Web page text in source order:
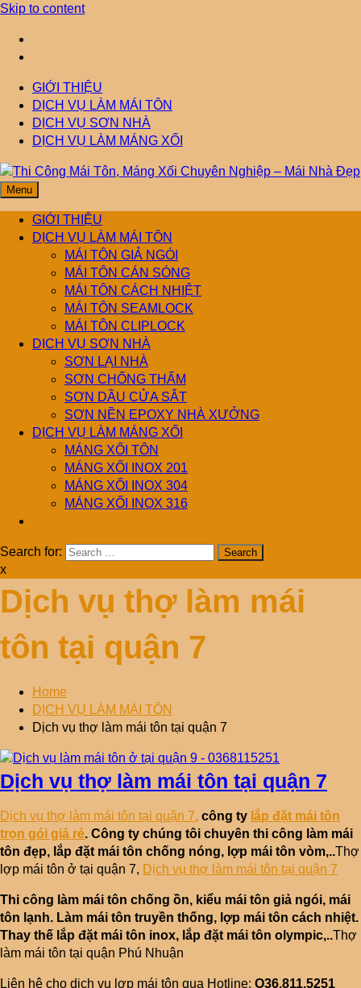
Skip to content
GIỚI THIỆU
DỊCH VỤ LÀM MÁI TÔN
DỊCH VỤ SƠN NHÀ
DỊCH VỤ LÀM MÁNG XỐI
Thi Công Mái Tôn,
Máng Xối Chuyên
Nghiệp – Mái Nhà
Đẹp
Mái Nhà Đẹp chuyên làm mái tôn, máng xối chống thấm, thoát
nước hiệu quả. Đội ngũ lành nghề – bảo hành dài hạn – tư vấn
miễn phí.
Menu
GIỚI THIỆU
DỊCH VỤ LÀM MÁI TÔN
MÁI TÔN GIẢ NGÓI
MÁI TÔN CÁN SÓNG
MÁI TÔN CÁCH NHIỆT
MÁI TÔN SEAMLOCK
MÁI TÔN CLIPLOCK
DỊCH VỤ SƠN NHÀ
SƠN LẠI NHÀ
SƠN CHỐNG THẤM
SƠN DẦU CỬA SẮT
SƠN NỀN EPOXY NHÀ XƯỞNG
DỊCH VỤ LÀM MÁNG XỐI
MÁNG XỐI TÔN
MÁNG XỐI INOX 201
MÁNG XỐI INOX 304
MÁNG XỐI INOX 316
Search for:
x
Dịch vụ thợ làm mái
tôn tại quận 7
Home
DỊCH VỤ LÀM MÁI TÔN
Dịch vụ thợ làm mái tôn tại quận 7
Dịch vụ thợ làm mái tôn tại quận 7
Dịch vụ thợ làm mái tôn tại quận 7, công ty lắp đặt mái tôn
trọn gói giá rẻ. Công ty chúng tôi chuyên thi công làm mái
tôn đẹp, lắp đặt mái tôn chống nóng, lợp mái tôn vòm,..Thợ
lợp mái tôn ở tại quận 7, Dịch vụ thợ làm mái tôn tại quận 7
Thi công làm mái tôn chống ồn, kiểu mái tôn giả ngói, mái
tôn lạnh. Làm mái tôn truyền thống, lợp mái tôn cách nhiệt.
Thay thế lắp đặt mái tôn inox, lắp đặt mái tôn olympic,..Thợ
làm mái tôn tại quận Phú Nhuận
Liên hệ cho dịch vụ lợp mái tôn qua Hotline: O36.811.5251